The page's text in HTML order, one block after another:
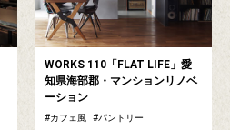
WORKS 110「FLAT LIFE」愛
知県海部郡・マンションリノベ
ーション
カフェ風
パントリー